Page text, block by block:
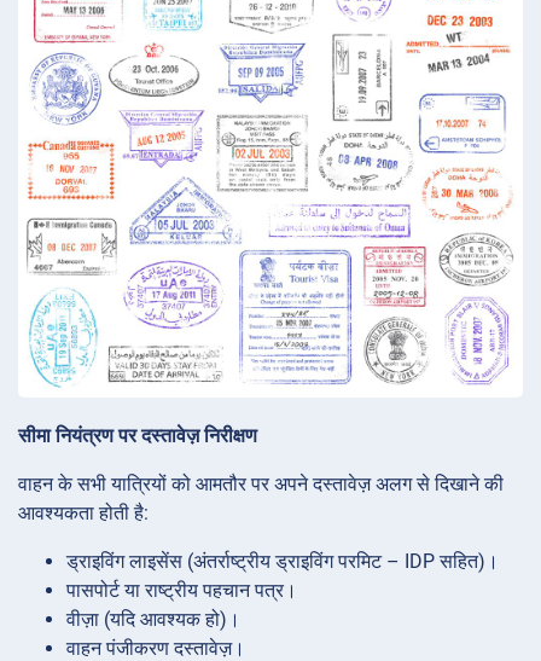
सीमा नियंत्रण पर दस्तावेज़ निरीक्षण
वाहन के सभी यात्रियों को आमतौर पर अपने दस्तावेज़ अलग से दिखाने की
आवश्यकता होती है:
ड्राइविंग लाइसेंस (अंतर्राष्ट्रीय ड्राइविंग परमिट – IDP सहित)।
पासपोर्ट या राष्ट्रीय पहचान पत्र।
वीज़ा (यदि आवश्यक हो)।
वाहन पंजीकरण दस्तावेज़।